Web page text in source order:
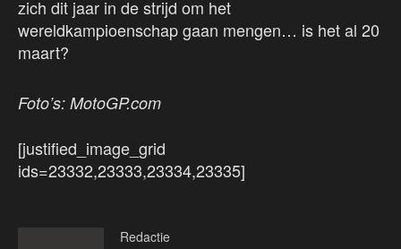
zich dit jaar in de strijd om het
wereldkampioenschap gaan mengen… is het al 20
maart?
Foto’s: MotoGP.com
[justified_image_grid
ids=23332,23333,23334,23335]
Redactie